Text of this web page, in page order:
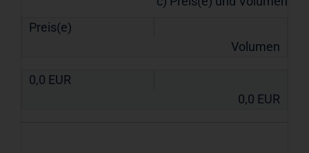
Preis(e)
Volumen
0,0 EUR
0,0 EUR